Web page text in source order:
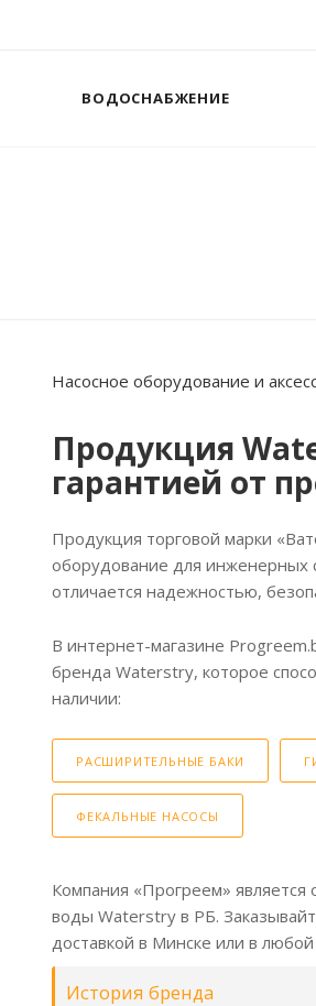
ВОДОСНАБЖЕНИЕ
Насосное оборудование и
Продукция
гарантией от
Продукция торговой марки
оборудование для инженерных
отличается надежностью,
В интернет-магазине
бренда Waterstry, которое
наличии:
РАСШИРИТЕЛЬНЫЕ БАКИ
ФЕКАЛЬНЫЕ НАСОСЫ
Компания «Прогреем»
воды Waterstry в РБ.
доставкой в Минске или в
История бренда